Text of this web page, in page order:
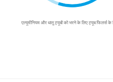
एल्यूमीनियम और धातु ट्यूबों को भरने के लिए ट्यूब फिलर्स के